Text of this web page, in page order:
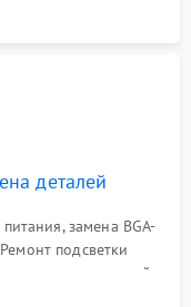
деталей
замена BGA-
подсветки
на скоростной
памяти.